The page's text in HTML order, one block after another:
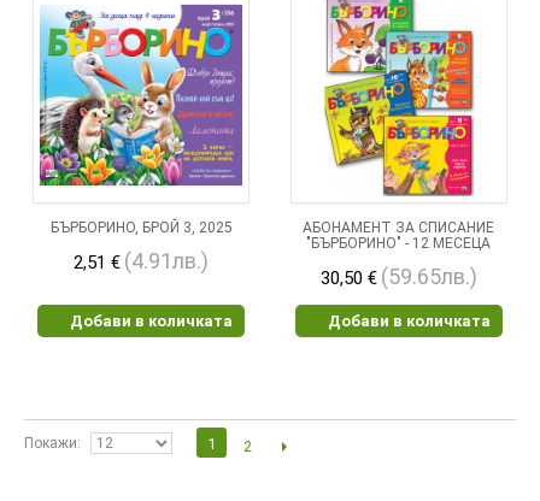
БЪРБОРИНО, БРОЙ 3, 2025
2,51 € (4.91лв.)
Добави в количката
АБОНАМЕНТ ЗА СПИСАНИЕ
"БЪРБОРИНО" - 12 МЕСЕЦА
30,50 € (59.65лв.)
Добави в количката
Покажи 1 2